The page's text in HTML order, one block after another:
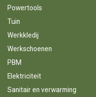
Powertools
Tuin
Werkkledij
Werkschoenen
PBM
Elektriciteit
Sanitair en verwarming